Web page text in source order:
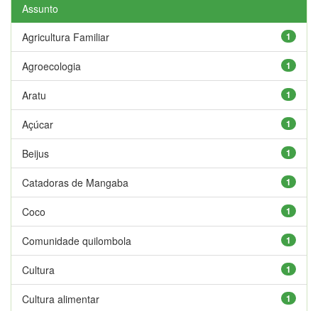
Assunto
1
Agricultura Familiar
1
Agroecologia
1
Aratu
1
Açúcar
1
Beijus
1
Catadoras de Mangaba
1
Coco
1
Comunidade quilombola
1
Cultura
1
Cultura alimentar